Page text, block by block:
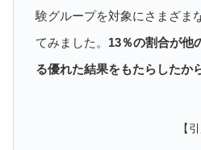
験グループを対象にさまざま
てみました。 13％の割合が他
る優れた結果をもたらしたか
【